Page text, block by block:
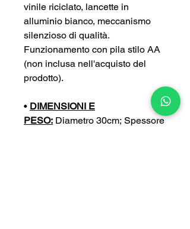
vinile riciclato, lancette in
alluminio bianco, meccanismo
silenzioso di qualità.
Funzionamento con pila stilo AA
(non inclusa nell'acquisto del
prodotto).
• DIMENSIONI E
PESO: Diametro 30cm; Spessore